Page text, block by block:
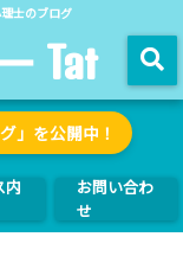
士のブログ
Tat
」を公開中！
内
お問い合わ
せ